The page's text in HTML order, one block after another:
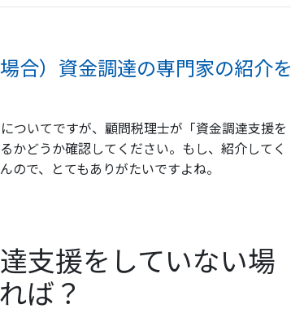
合）資金調達の専門家の紹介を
ついてですが、顧問税理士が「資金調達支援を
かどうか確認してください。もし、紹介してく
で、とてもありがたいですよね。
支援をしていない場
ば？